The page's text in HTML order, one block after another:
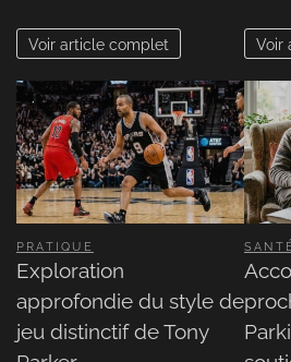
Voir article complet Voir
PRATIQUE
Exploration
approfondie du style de
jeu distinctif de Tony
SANTÉ